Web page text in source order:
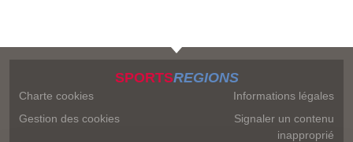
SPORTSREGIONS
Charte cookies
Gestion des cookies
Informations légales
Signaler un contenu
inapproprié